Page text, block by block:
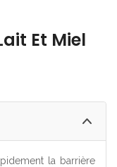
Et Miel
la barrière